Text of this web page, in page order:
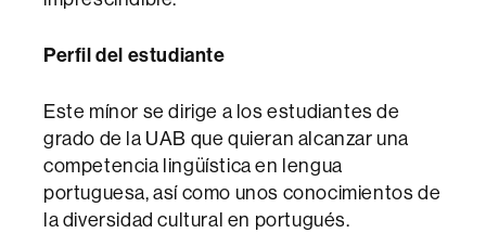
Perfil del estudiante
Este mínor se dirige a los estudiantes de
grado de la UAB que quieran alcanzar una
competencia lingüística en lengua
portuguesa, así como unos conocimientos de
la diversidad cultural en portugués.